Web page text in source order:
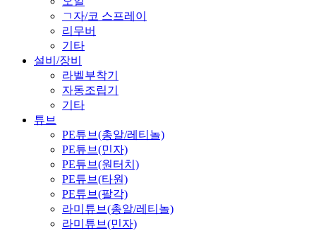
ㄱ자/코 스프레이
리무버
기타
설비/장비
라벨부착기
자동조립기
기타
튜브
PE튜브(총알/레티놀)
PE튜브(민자)
PE튜브(원터치)
PE튜브(타원)
PE튜브(팔각)
라미튜브(총알/레티놀)
라미튜브(민자)